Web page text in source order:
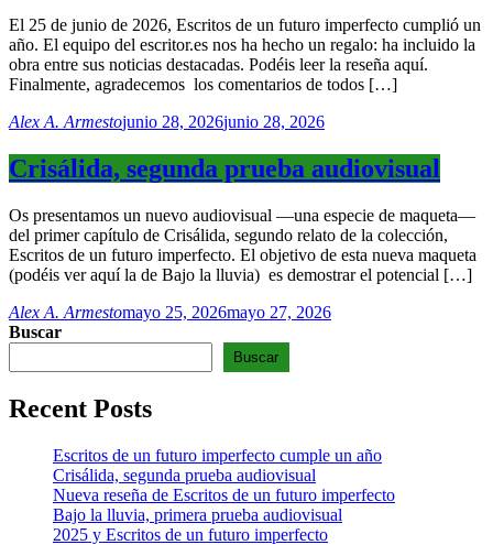
El 25 de junio de 2026, Escritos de un futuro imperfecto cumplió un
año. El equipo del escritor.es nos ha hecho un regalo: ha incluido la
obra entre sus noticias destacadas. Podéis leer la reseña aquí.
Finalmente, agradecemos los comentarios de todos […]
Alex A. Armestojunio 28, 2026junio 28, 2026
Crisálida, segunda prueba audiovisual
Os presentamos un nuevo audiovisual —una especie de maqueta—
del primer capítulo de Crisálida, segundo relato de la colección,
Escritos de un futuro imperfecto. El objetivo de esta nueva maqueta
(podéis ver aquí la de Bajo la lluvia) es demostrar el potencial […]
Alex A. Armestomayo 25, 2026mayo 27, 2026
Buscar
Buscar
Recent Posts
Escritos de un futuro imperfecto cumple un año
Crisálida, segunda prueba audiovisual
Nueva reseña de Escritos de un futuro imperfecto
Bajo la lluvia, primera prueba audiovisual
2025 y Escritos de un futuro imperfecto